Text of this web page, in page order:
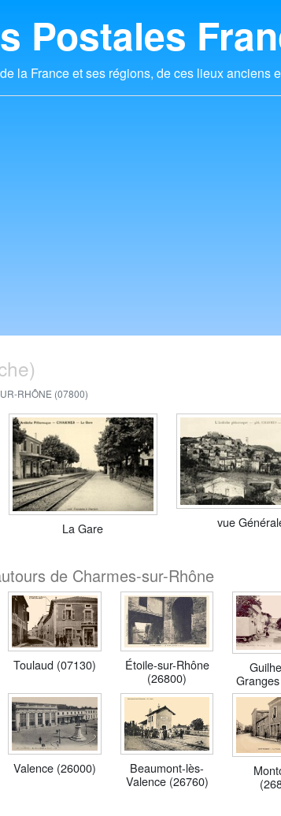
Postales
la France et ses régions, de ces lieux anciens
RHÔNE (07800)
La Gare vue
de Charmes-sur-Rhône
Toulaud (07130)
Étoile-sur-Rhône
(26800)
Valence (26000)
Beaumont-lès-
Valence (26760)